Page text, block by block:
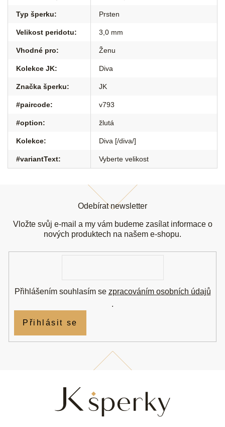
Typ šperku: Prsten
Velikost peridotu: 3,0 mm
Vhodné pro: Ženu
Kolekce JK: Diva
Značka šperku: JK
#paircode: v793
#option: žlutá
Kolekce: Diva [/diva/]
#variantText: Vyberte velikost
Odebírat newsletter
Vložte svůj e-mail a my vám budeme zasílat informace o
nových produktech na našem e-shopu.
Přihlášením souhlasím se zpracováním osobních údajů
.
Přihlásit se